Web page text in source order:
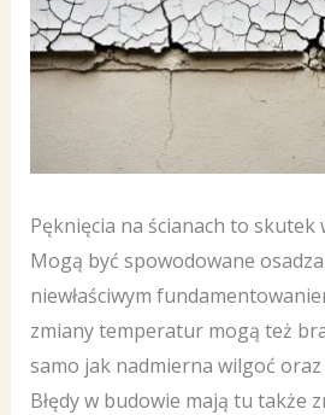
Pęknięcia na ścianach to skutek
Mogą być spowodowane
niewłaściwym
zmiany temperatur mogą też
samo jak nadmierna wilgoć oraz
Błędy w budowie mają tu także